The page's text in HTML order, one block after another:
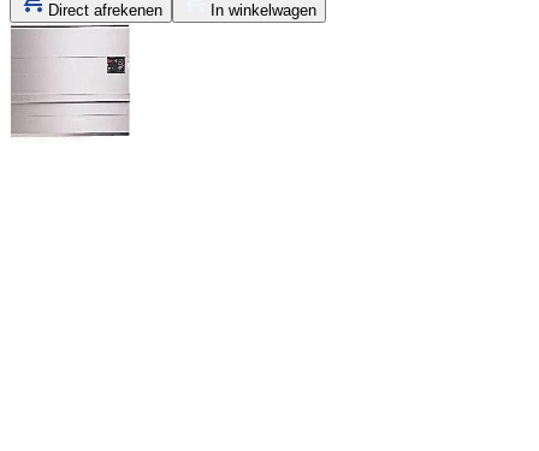
Direct afrekenen In winkelwagen